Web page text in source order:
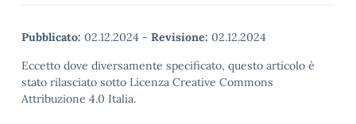
Pubblicato: 02.12.2024 - Revisione: 02.12.2024
Eccetto dove diversamente specificato, questo articolo è
stato rilasciato sotto Licenza Creative Commons
Attribuzione 4.0 Italia.